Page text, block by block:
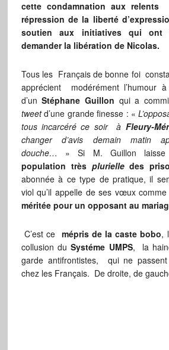
cette condamnation aux
répression de la liberté
soutien aux initiatives qui
demander la libération de Nicolas.
Tous les Français de bonne foi
apprécient modérément l’humour
d’unStéphane Guillon qui a
tweetd’une grande finesse : «
tous incarcéré ce soir à Fleury-
changer d’avis demain matin
douche… » Si M. Guillon laisse
population très plurielledes
abonnée à ce type de pratique, il
viol qu’il appelle de ses vœux comme
méritée pour un opposant au
C’est ce mépris de la caste bobo,
collusion duSystéme UMPS, la
garde antifrontistes, qui ne
chez les Français. De droite, de